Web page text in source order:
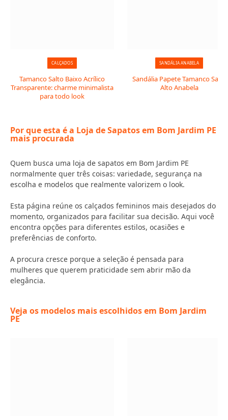
CALÇADOS
Tamanco Salto Baixo Acrílico
Transparente: charme minimalista
para todo look
SANDÁLIA ANABELA
Sandália Papete Tamanco Salto
Alto Anabela
Por que esta é a Loja de Sapatos em Bom Jardim PE
mais procurada
Quem busca uma loja de sapatos em Bom Jardim PE
normalmente quer três coisas: variedade, segurança na
escolha e modelos que realmente valorizem o look.
Esta página reúne os calçados femininos mais desejados do
momento, organizados para facilitar sua decisão. Aqui você
encontra opções para diferentes estilos, ocasiões e
preferências de conforto.
A procura cresce porque a seleção é pensada para
mulheres que querem praticidade sem abrir mão da
elegância.
Veja os modelos mais escolhidos em Bom Jardim
PE